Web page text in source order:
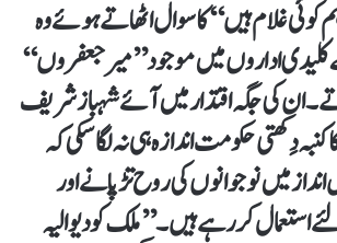
غلام ہیں‘‘ کا سوال اٹھاتے ہوئے وہ
اداروں میں موجود ’’میر جعفروں‘‘
ان کی جگہ اقتدار میں آئے شہباز شریف
کنبہ دِکھتی حکومت اندازہ ہی نہ لگاسکی کہ
انداز میں نوجوانوں کی روح تڑپانے اور
کررہے ہیں۔ ’’ملک کو دیوالیہ